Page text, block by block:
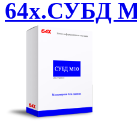
64x.СУБД